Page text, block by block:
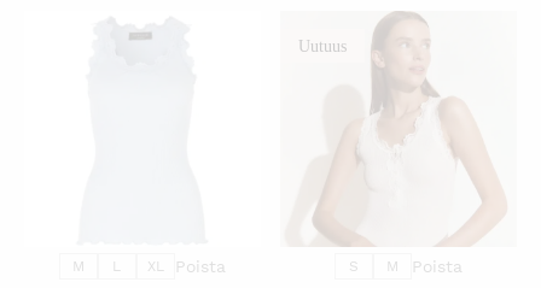
M L XL Poista
UutuusKATSO PIKANÄKYMÄ
S M Poista